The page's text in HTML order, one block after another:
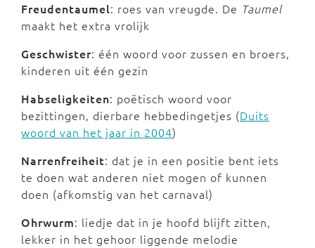
Freudentaumel: roes van vreugde. De Taumel
maakt het extra vrolijk
Geschwister: één woord voor zussen en broers,
kinderen uit één gezin
Habseligkeiten: poëtisch woord voor
bezittingen, dierbare hebbedingetjes (Duits
woord van het jaar in 2004)
Narrenfreiheit: dat je in een positie bent iets
te doen wat anderen niet mogen of kunnen
doen (afkomstig van het carnaval)
Ohrwurm: liedje dat in je hoofd blijft zitten,
lekker in het gehoor liggende melodie